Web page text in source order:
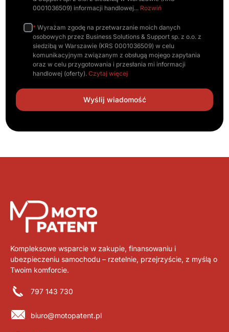
0001036509) informacji handlowej
Rozwiń
* Wyrażam zgodę na przetwarzanie moich danych
osobowych przez Business Solutions & Support sp. z o.o. z
siedzibą w Warszawie (KRS 0001036509) w celu
komunikacyjnym związanym z obsługą mojego zapytania
oraz w celu przygotowania i przesłania mi informacji
handlowej (oferty).Czytaj więcej
Kompleksowe wsparcie w zakupie, finansowaniu i
ubezpieczeniu samochodu – rzetelnie, przejrzyście, z myślą o
Twoim komforcie.
797 143 730
biuro@motopatent.pl